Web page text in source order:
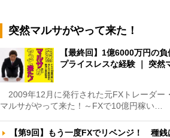
突然マルサがやって来た！
【最終回】1億6000万円の
プライスレスな経験 ｜ 突
2009年12月に発行された元FXトレーダー
マルサがやって来た！～FXで10億円稼い…
【第9回】もう一度FXでリベンジ！ 種銭